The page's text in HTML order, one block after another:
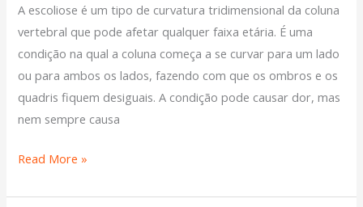
A escoliose é um tipo de curvatura tridimensional da coluna
vertebral que pode afetar qualquer faixa etária. É uma
condição na qual a coluna começa a se curvar para um lado
ou para ambos os lados, fazendo com que os ombros e os
quadris fiquem desiguais. A condição pode causar dor, mas
nem sempre causa
Read More »